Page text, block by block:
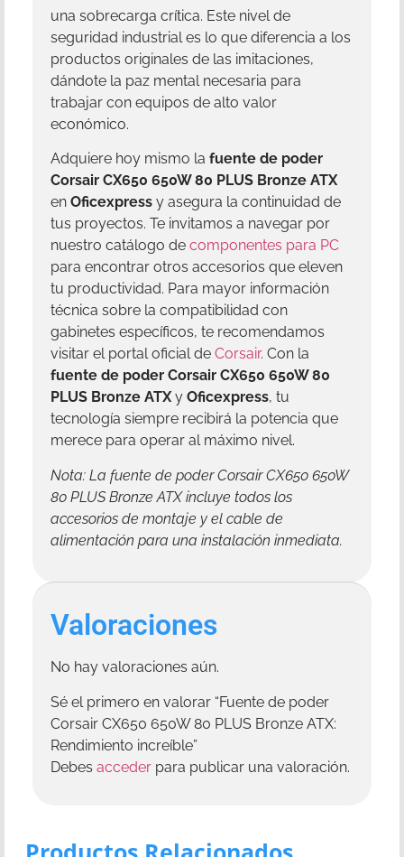
una sobrecarga crítica. Este nivel de
seguridad industrial es lo que diferencia a los
productos originales de las imitaciones,
dándote la paz mental necesaria para
trabajar con equipos de alto valor
económico.
Adquiere hoy mismo la fuente de poder
Corsair CX650 650W 80 PLUS Bronze ATX
en Oficexpress y asegura la continuidad de
tus proyectos. Te invitamos a navegar por
nuestro catálogo de componentes para PC
para encontrar otros accesorios que eleven
tu productividad. Para mayor información
técnica sobre la compatibilidad con
gabinetes específicos, te recomendamos
visitar el portal oficial de Corsair. Con la
fuente de poder Corsair CX650 650W 80
PLUS Bronze ATXy Oficexpress, tu
tecnología siempre recibirá la potencia que
merece para operar al máximo nivel.
Nota: La fuente de poder Corsair CX650 650W
80 PLUS Bronze ATX incluye todos los
accesorios de montaje y el cable de
alimentación para una instalación inmediata.
Valoraciones
No hay valoraciones aún.
Sé el primero en valorar “Fuente de poder
Corsair CX650 650W 80 PLUS Bronze ATX:
Rendimiento increíble”
Debes acceder para publicar una valoración.